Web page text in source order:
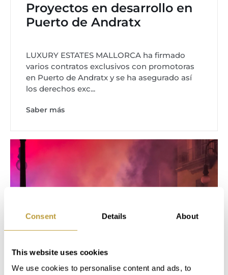
Consent Details About
This website uses cookies
We use cookies to personalise content and ads, to
Proyectos en desarrollo en
Puerto de Andratx
LUXURY ESTATES MALLORCA ha firmado
varios contratos exclusivos con promotoras
en Puerto de Andratx y se ha asegurado así
los derechos exc...
Saber más